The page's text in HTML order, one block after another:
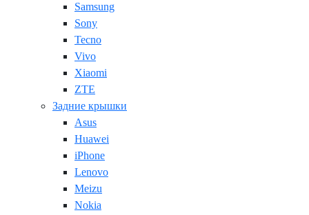
Samsung
Sony
Tecno
Vivo
Xiaomi
ZTE
Задние крышки
Asus
Huawei
iPhone
Lenovo
Meizu
Nokia